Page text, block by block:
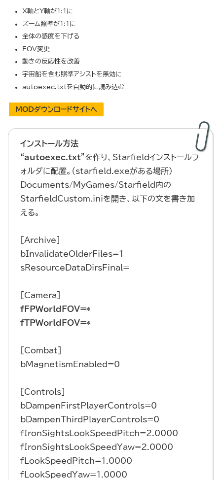
X軸とY軸が1:1に
ズーム照準が1:1に
全体の感度を下げる
FOV変更
動きの反応性を改善
宇宙船を含む照準アシストを無効に
autoexec.txtを自動的に読み込む
MODダウンロードサイトへ
インストール方法
“autoexec.txt”を作り、Starfieldインストールフ
ォルダに配置。（starfield.exeがある場所）
Documents/MyGames/Starfield内の
StarfieldCustom.iniを開き、以下の文を書き加
える。
[Archive]
bInvalidateOlderFiles=1
sResourceDataDirsFinal=
[Camera]
fFPWorldFOV=*
fTPWorldFOV=*
[Combat]
bMagnetismEnabled=0
[Controls]
bDampenFirstPlayerControls=0
bDampenThirdPlayerControls=0
fIronSightsLookSpeedPitch=2.0000
fIronSightsLookSpeedYaw=2.0000
fLookSpeedPitch=1.0000
fLookSpeedYaw=1.0000